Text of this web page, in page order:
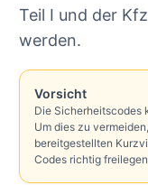
Teil I und der
werden.
Vorsicht
Die Sicherheitscodes
Um dies zu
bereitgestellten
Codes richtig